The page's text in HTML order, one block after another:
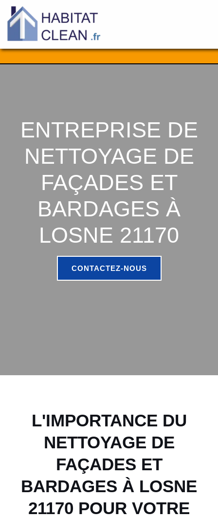
Aller
ENTREPRISE DE
NETTOYAGE DE
FAÇADES ET
BARDAGES À
LOSNE 21170
CONTACTEZ-NOUS
L'IMPORTANCE DU
NETTOYAGE DE
FAÇADES ET
BARDAGES À LOSNE
21170 POUR VOTRE